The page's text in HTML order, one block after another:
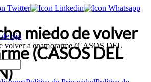
volver a enamorarme (CASOS DEL
miedo de volver
(CASOS DEL